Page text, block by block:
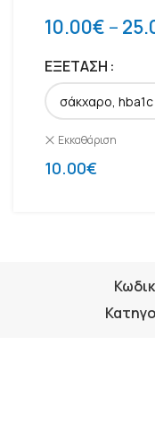
10.00€ –
ΕΞΈΤΑΣΗ
Εκκαθάριση
10.00€